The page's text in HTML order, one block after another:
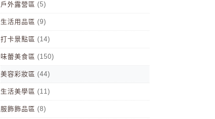
戶外露營區 (5)
生活用品區 (9)
打卡景點區 (14)
味蕾美食區 (150)
美容彩妝區 (44)
生活美學區 (11)
服飾飾品區 (8)